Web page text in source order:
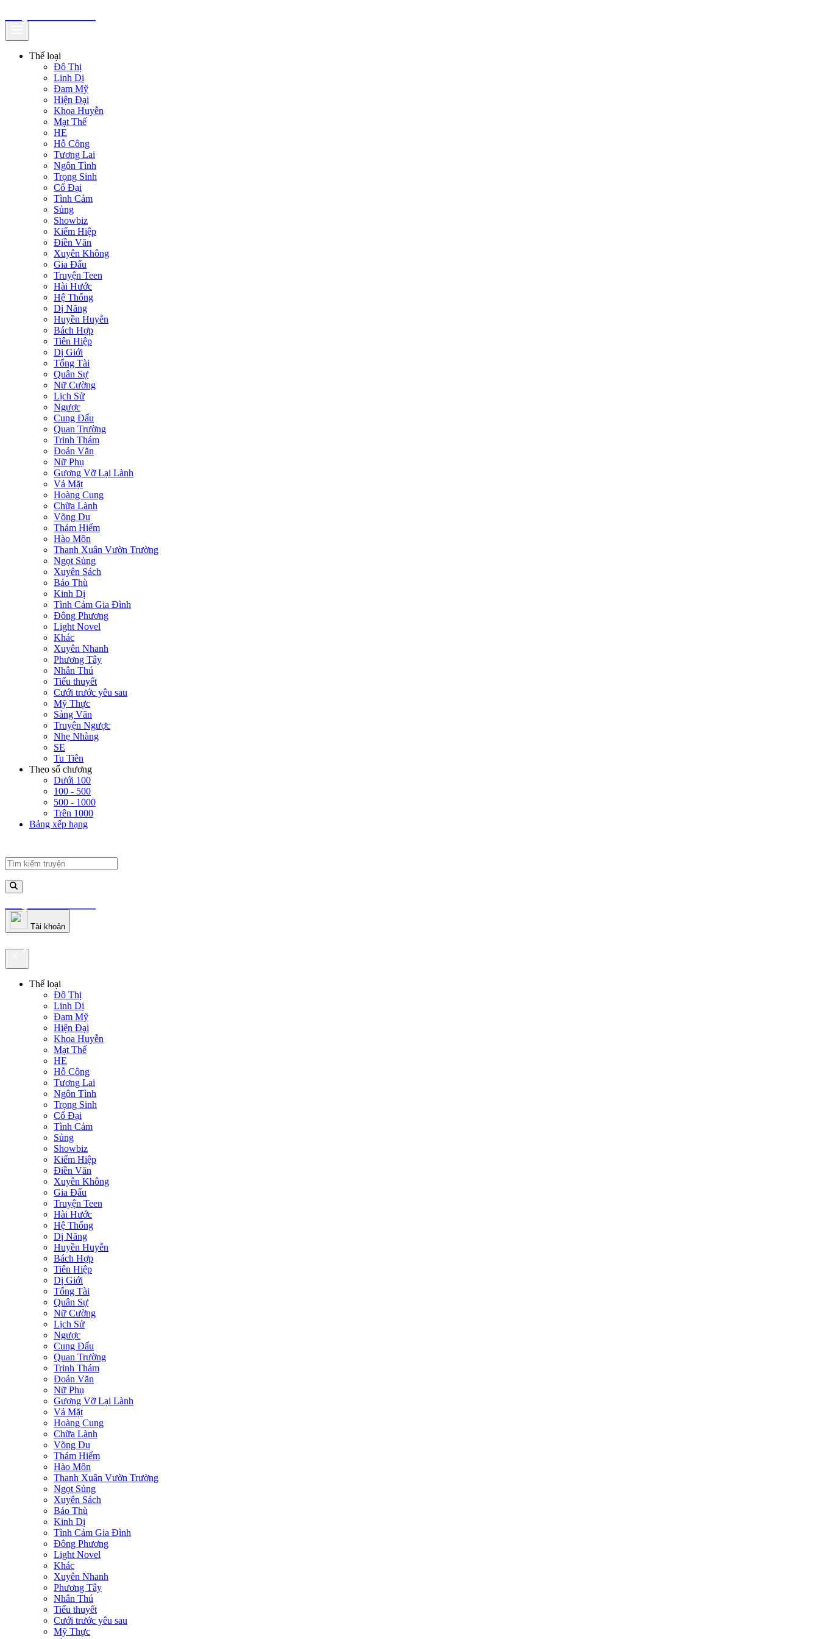
Thể loại
Đô Thị
Linh Dị
Đam Mỹ
Hiện Đại
Khoa Huyễn
Mạt Thế
HE
Hỗ Công
Tương Lai
Ngôn Tình
Trọng Sinh
Cổ Đại
Tình Cảm
Sủng
Showbiz
Kiếm Hiệp
Điền Văn
Xuyên Không
Gia Đấu
Truyện Teen
Hài Hước
Hệ Thống
Dị Năng
Huyền Huyễn
Bách Hợp
Tiên Hiệp
Dị Giới
Tổng Tài
Quân Sự
Nữ Cường
Lịch Sử
Ngược
Cung Đấu
Quan Trường
Trinh Thám
Đoản Văn
Nữ Phụ
Gương Vỡ Lại Lành
Vả Mặt
Hoàng Cung
Chữa Lành
Võng Du
Thám Hiểm
Hào Môn
Thanh Xuân Vườn Trường
Ngọt Sủng
Xuyên Sách
Báo Thù
Kinh Dị
Tình Cảm Gia Đình
Đông Phương
Light Novel
Khác
Xuyên Nhanh
Phương Tây
Nhân Thú
Tiểu thuyết
Cưới trước yêu sau
Mỹ Thực
Sảng Văn
Truyện Ngược
Nhẹ Nhàng
SE
Tu Tiên
Theo số chương
Dưới 100
100 - 500
500 - 1000
Trên 1000
Bảng xếp hạng
truyenfullz.com
Tài khoản
truyenfullz.com
Thể loại
Đô Thị
Linh Dị
Đam Mỹ
Hiện Đại
Khoa Huyễn
Mạt Thế
HE
Hỗ Công
Tương Lai
Ngôn Tình
Trọng Sinh
Cổ Đại
Tình Cảm
Sủng
Showbiz
Kiếm Hiệp
Điền Văn
Xuyên Không
Gia Đấu
Truyện Teen
Hài Hước
Hệ Thống
Dị Năng
Huyền Huyễn
Bách Hợp
Tiên Hiệp
Dị Giới
Tổng Tài
Quân Sự
Nữ Cường
Lịch Sử
Ngược
Cung Đấu
Quan Trường
Trinh Thám
Đoản Văn
Nữ Phụ
Gương Vỡ Lại Lành
Vả Mặt
Hoàng Cung
Chữa Lành
Võng Du
Thám Hiểm
Hào Môn
Thanh Xuân Vườn Trường
Ngọt Sủng
Xuyên Sách
Báo Thù
Kinh Dị
Tình Cảm Gia Đình
Đông Phương
Light Novel
Khác
Xuyên Nhanh
Phương Tây
Nhân Thú
Tiểu thuyết
Cưới trước yêu sau
Mỹ Thực